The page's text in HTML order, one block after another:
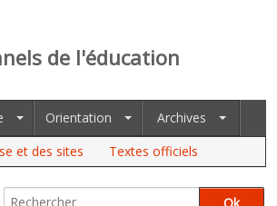
de l'éducation
Orientation
Archives
et des sites Textes officiels